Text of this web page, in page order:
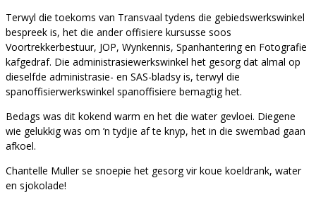
Terwyl die toekoms van Transvaal tydens die gebiedswerkswinkel
bespreek is, het die ander offisiere kursusse soos
Voortrekkerbestuur, JOP, Wynkennis, Spanhantering en Fotografie
kafgedraf. Die administrasiewerkswinkel het gesorg dat almal op
dieselfde administrasie- en SAS-bladsy is, terwyl die
spanoffisierwerkswinkel spanoffisiere bemagtig het.
Bedags was dit kokend warm en het die water gevloei. Diegene
wie gelukkig was om ’n tydjie af te knyp, het in die swembad gaan
afkoel.
Chantelle Muller se snoepie het gesorg vir koue koeldrank, water
en sjokolade!